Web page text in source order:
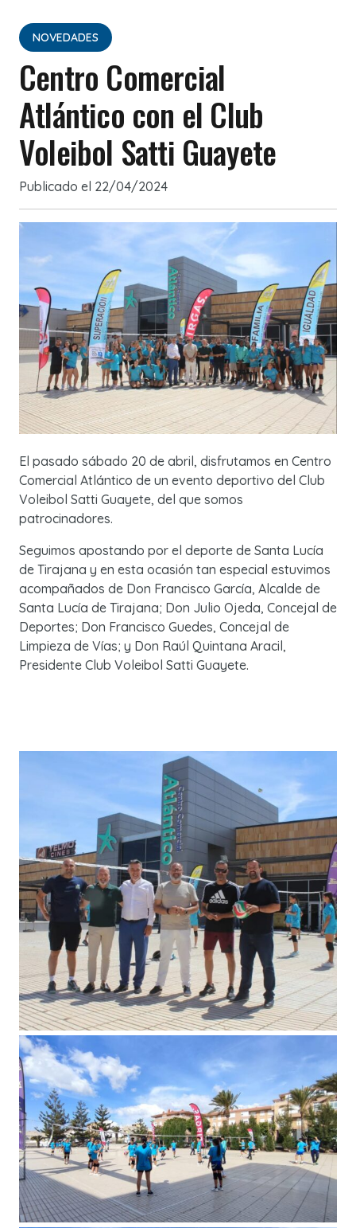
NOVEDADES
Centro Comercial
Atlántico con el Club
Voleibol Satti Guayete
Publicado el 22/04/2024
El pasado sábado 20 de abril, disfrutamos en Centro
Comercial Atlántico de un evento deportivo del Club
Voleibol Satti Guayete, del que somos
patrocinadores.
Seguimos apostando por el deporte de Santa Lucía
de Tirajana y en esta ocasión tan especial estuvimos
acompañados de Don Francisco García, Alcalde de
Santa Lucía de Tirajana; Don Julio Ojeda, Concejal de
Deportes; Don Francisco Guedes, Concejal de
Limpieza de Vías; y Don Raúl Quintana Aracil,
Presidente Club Voleibol Satti Guayete.